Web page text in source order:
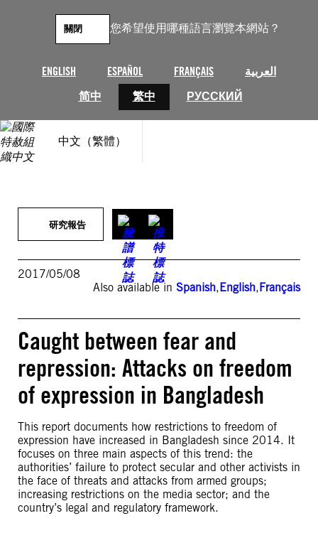
您希望使用哪種語言瀏覽本網站？
ENGLISH ESPAÑOL FRANÇAIS
العربية
简中
繁中 РУССКИЙ
關閉
中文（繁體）
研究報告
2017/05/08
Also available in Spanish,English,Français
Caught between fear and
repression: Attacks on freedom
of expression in Bangladesh
This report documents how restrictions to freedom of
expression have increased in Bangladesh since 2014. It
focuses on three main aspects of this trend: the
authorities’ failure to protect secular and other activists in
the face of threats and attacks from armed groups;
increasing restrictions on the media sector; and the
country’s legal and regulatory framework.